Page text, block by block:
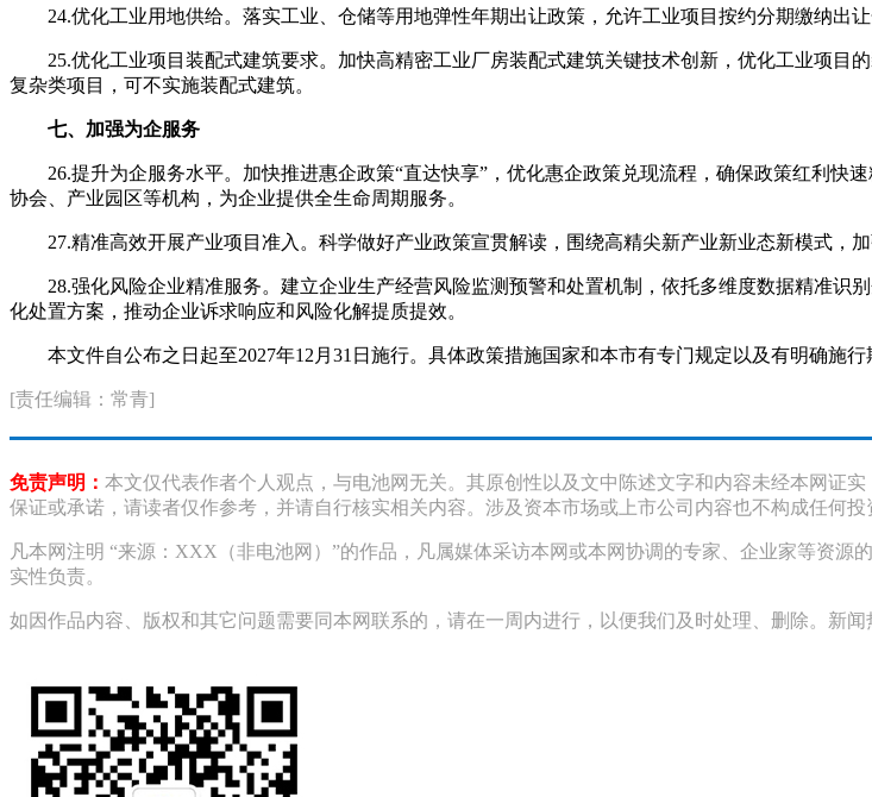
24.优化工业用地供给。落实工业、仓储等用地弹性年期出让政策，允许工业项目按约分期缴纳出
25.优化工业项目装配式建筑要求。加快高精密工业厂房装配式建筑关键技术创新，优化工业项
复杂类项目，可不实施装配式建筑。
七、加强为企服务
26.提升为企服务水平。加快推进惠企政策“直达快享”，优化惠企政策兑现流程，确保政策红利
协会、产业园区等机构，为企业提供全生命周期服务。
27.精准高效开展产业项目准入。科学做好产业政策宣贯解读，围绕高精尖新产业新业态新模式，
28.强化风险企业精准服务。建立企业生产经营风险监测预警和处置机制，依托多维度数据精准
化处置方案，推动企业诉求响应和风险化解提质提效。
本文件自公布之日起至2027年12月31日施行。具体政策措施国家和本市有专门规定以及有明确施行
[责任编辑：常青]
免责声明： 本文仅代表作者个人观点，与电池网无关。其原创性以及文中陈述文字和内容未经本网证
保证或承诺，请读者仅作参考，并请自行核实相关内容。涉及资本市场或上市公司内容也不构成任何投
凡本网注明 “来源：XXX（非电池网）”的作品，凡属媒体采访本网或本网协调的专家、企业家等资
实性负责。
如因作品内容、版权和其它问题需要同本网联系的，请在一周内进行，以便我们及时处理、删除。新闻